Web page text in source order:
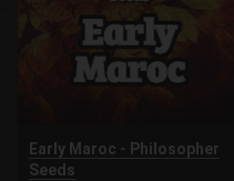
Early Maroc - Philosopher
Seeds